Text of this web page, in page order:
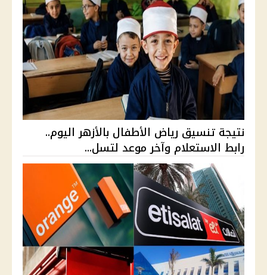
نتيجة تنسيق رياض الأطفال بالأزهر اليوم..
رابط الاستعلام وآخر موعد لتسل...